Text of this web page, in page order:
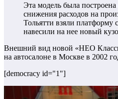
Эта модель была
снижения расходов на
Тольятти взяли платформу
навесили на нее новый
Внешний вид новой «НЕО
на автосалоне в Москве в 2002
[democracy id="1"]